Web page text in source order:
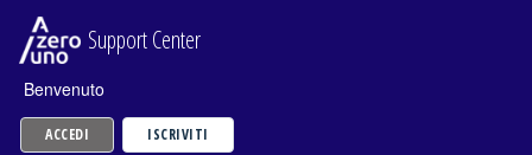
Support Center
Benvenuto
ACCEDI ISCRIVITI